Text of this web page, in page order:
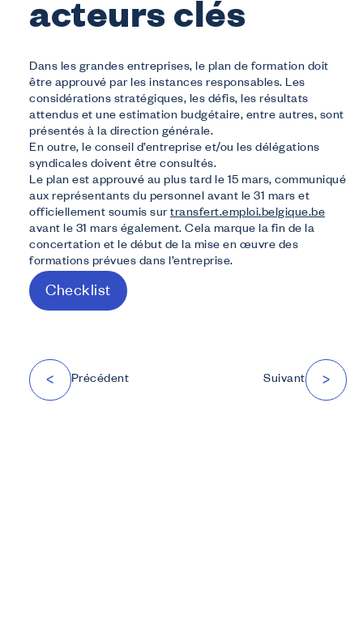
acteurs clés
Dans les grandes entreprises, le plan de formation doit
être approuvé par les instances responsables. Les
considérations stratégiques, les défis, les résultats
attendus et une estimation budgétaire, entre autres, sont
présentés à la direction générale.
En outre, le conseil d’entreprise et/ou les délégations
syndicales doivent être consultés.
Le plan est approuvé au plus tard le 15 mars, communiqué
aux représentants du personnel avant le 31 mars et
officiellement soumis surtransfert.emploi.belgique.be
avant le 31 mars également. Cela marque la fin de la
concertation et le début de la mise en œuvre des
formations prévues dans l’entreprise.
Checklist
< Précédent Suivant >